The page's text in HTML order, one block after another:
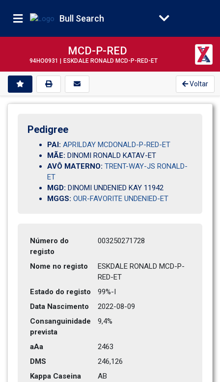
Bull Search
MCD-P-RED
94HO0931 | ESKDALE RONALD MCD-P-RED-ET
Voltar
Pedigree
PAI: APRILDAY MCDONALD-P-RED-ET
MÃE: DINOMI RONALD KATAV-ET
AVÔ MATERNO: TRENT-WAY-JS RONALD-
ET
MGD: DINOMI UNDENIED KAY 11942
MGGS: OUR-FAVORITE UNDENIED-ET
Número do
registo
003250271728
Nome no registo
ESKDALE RONALD MCD-P-
RED-ET
Estado do registo
99%-I
Data Nascimento
2022-08-09
Consanguinidade
prevista
9,4%
aAa
2463
DMS
246,126
Kappa Caseina
AB